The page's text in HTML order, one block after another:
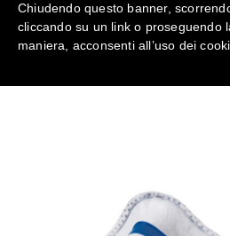
Home
Chiudendo questo banner,
cliccando su un link o proseguendo
maniera, acconsenti all’uso dei